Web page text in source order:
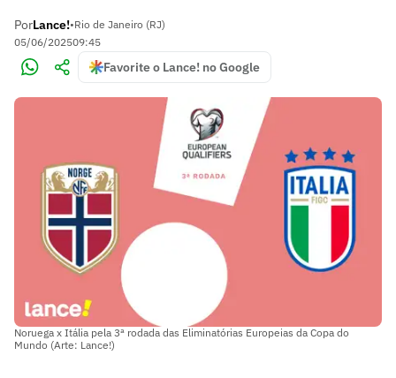
PorLance!•Rio de Janeiro (RJ)
05/06/202509:45
Favorite o Lance! no Google
Noruega x Itália pela 3ª rodada das Eliminatórias Europeias da Copa do
Mundo (Arte: Lance!)